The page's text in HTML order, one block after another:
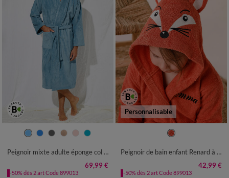
34/36 38/40 42/44
46/48
Peignoir mixte adulte éponge col châle - velours 450 g/m²
69,99 €
-50% dès 2 art Code 899013
Personnalisable
6/8 ANS
Peignoir de bain enfant Renard à capuche, à personnaliser - éponge bouclette 340 g/m²
42,99 €
-50% dès 2 art Code 899013